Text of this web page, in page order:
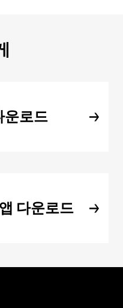
운로드
다운로드